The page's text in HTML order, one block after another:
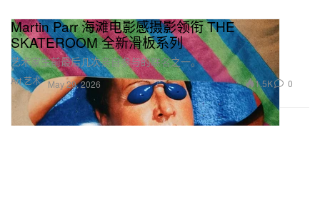
Art 艺术
Martin Parr 海滩电影感摄影领衔 THE
SKATEROOM 全新滑板系列
艺术家生前最后几次亲自参与的联名之一。
May 29, 2026 1.5K 0